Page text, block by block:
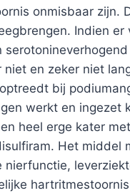
onmisbaar
Indien
en zeker niet
bij
werkt en
heel erge kater
Het